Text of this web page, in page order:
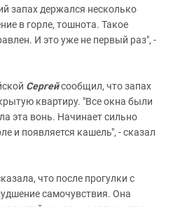
запах держался несколько
в горле, тошнота. Такое
И это уже не первый раз", -
Сергейсообщил, что запах
квартиру. "Все окна были
эта вонь. Начинает сильно
и появляется кашель", - сказал
что после прогулки с
самочувствия. Она